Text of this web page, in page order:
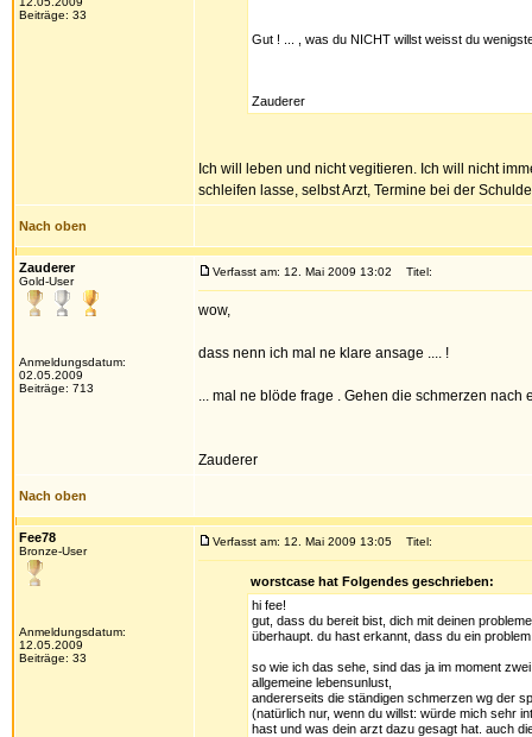
Beiträge: 33
Gut ! ... , was du NICHT willst weisst du
Zauderer
Ich will leben und nicht vegitieren. Ich will nicht
schleifen lasse, selbst Arzt, Termine bei der
Nach oben
Zauderer
Gold-User
Anmeldungsdatum:
02.05.2009
Beiträge: 713
Verfasst am: 12. Mai 2009 13:02 Titel:
wow,
dass nenn ich mal ne klare ansage .... !
... mal ne blöde frage . Gehen die schmerzen
Zauderer
Nach oben
Fee78
Bronze-User
Anmeldungsdatum:
12.05.2009
Beiträge: 33
Verfasst am: 12. Mai 2009 13:05 Titel:
worstcase hat Folgendes geschrieben:
hi fee!
gut, dass du bereit bist, dich mit deinen
überhaupt. du hast erkannt, dass du ein
so wie ich das sehe, sind das ja im moment
allgemeine lebensunlust,
andererseits die ständigen schmerzen wg der
(natürlich nur, wenn du willst: würde mich sehr
hast und was dein arzt dazu gesagt hat. auch